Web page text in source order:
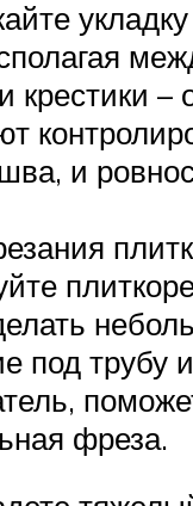
укладку
крестики –
и
под трубу
фреза.